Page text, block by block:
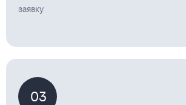
заявку
03